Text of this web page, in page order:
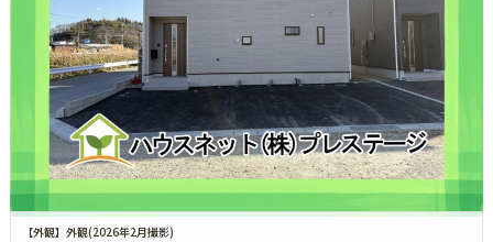
【外観】外観(2026年2月撮影)